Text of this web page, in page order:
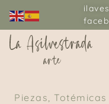
Piezas,